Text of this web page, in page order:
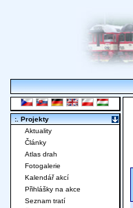
:. Projekty
Aktuality
Články
Atlas drah
Fotogalerie
Kalendář akcí
Přihlášky na akce
Seznam tratí